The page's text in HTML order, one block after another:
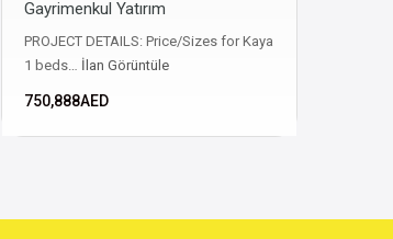
Gayrimenkul Yatırım
PROJECT DETAILS: Price/Sizes for Kaya
1 beds… İlan Görüntüle
750,888AED